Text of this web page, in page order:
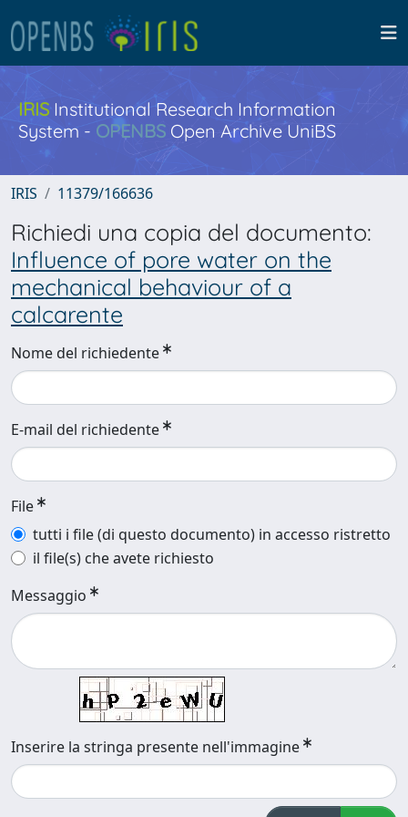
IRISInstitutional Research Information
System - OPENBS Open Archive UniBS
IRIS 11379/166636
Richiedi una copia del documento:
Influence of pore water on the
mechanical behaviour of a
calcarente
Nome del richiedente
E-mail del richiedente
File
tutti i file (di questo documento) in accesso ristretto
il file(s) che avete richiesto
Messaggio
Inserire la stringa presente nell'immagine